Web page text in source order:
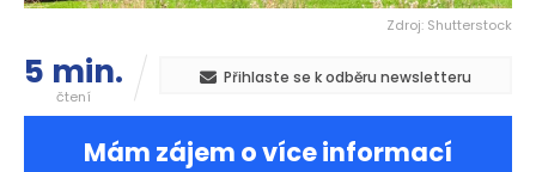
Zdroj: Shutterstock
5 min.
čtení
Přihlaste se k odběru newsletteru
Mám zájem o více informací